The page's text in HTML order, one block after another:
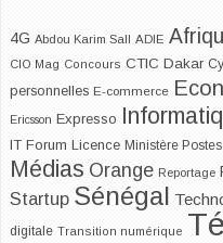
4G Abdou Karim Sall ADIE
CIO Mag Concours CTIC Dakar
personnelles E-commerce
Ericsson Expresso
IT Forum Licence Ministère
Médias Orange Reportage
Startup Sénégal
digitale Transition numérique